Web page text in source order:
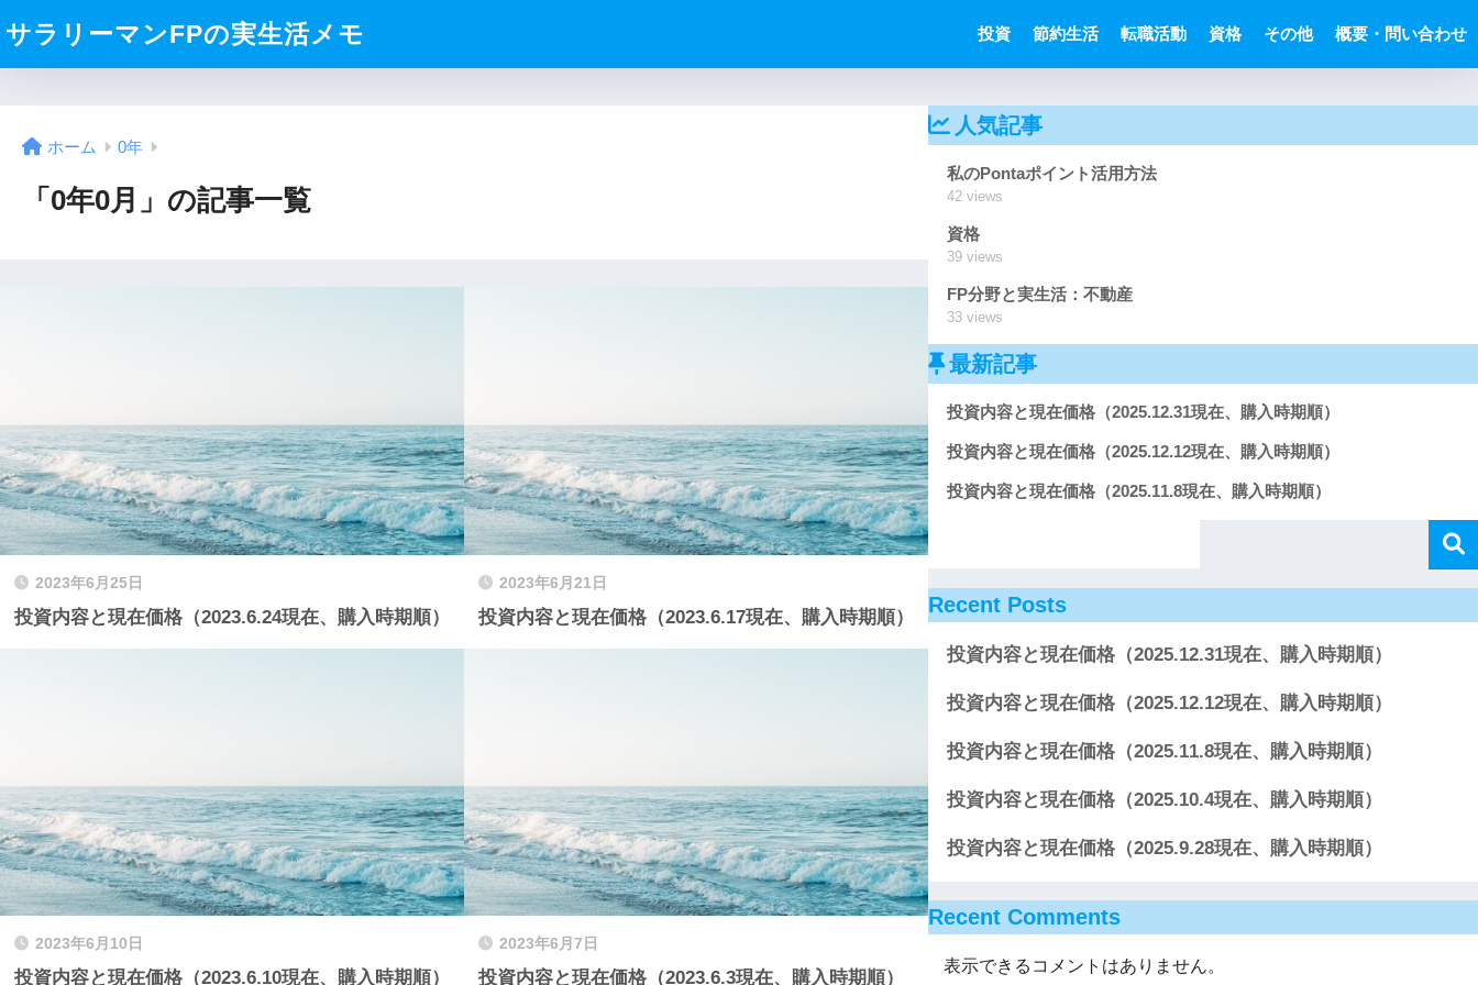
サラリーマンFPの実生活メモ 投資 節約生活 転職活動 資格 その他 概要・問い合わせ
ホーム 0年
「0年0月」の記事一覧
2023年6月25日
投資内容と現在価格（2023.6.24現在、購入時期順）
2023年6月21日
投資内容と現在価格（2023.6.17現在、購入時期順）
2023年6月10日
投資内容と現在価格（2023.6.10現在、購入時期順）
2023年6月7日
投資内容と現在価格（2023.6.3現在、購入時期順）
人気記事
私のPontaポイント活用方法
42 views
資格
39 views
FP分野と実生活：不動産
33 views
最新記事
投資内容と現在価格（2025.12.31現在、購入時期順）
投資内容と現在価格（2025.12.12現在、購入時期順）
投資内容と現在価格（2025.11.8現在、購入時期順）
Recent Posts
投資内容と現在価格（2025.12.31現在、購入時期順）
投資内容と現在価格（2025.12.12現在、購入時期順）
投資内容と現在価格（2025.11.8現在、購入時期順）
投資内容と現在価格（2025.10.4現在、購入時期順）
投資内容と現在価格（2025.9.28現在、購入時期順）
Recent Comments
表示できるコメントはありません。